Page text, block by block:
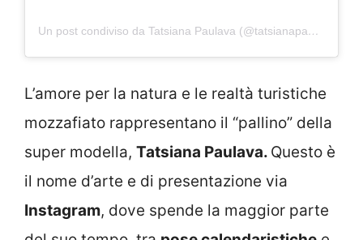
Un post condiviso da Tatsiana Paulava (@tatsianapaulava)
L’amore per la natura e le realtà turistiche
mozzafiato rappresentano il “pallino” della
super modella, Tatsiana Paulava. Questo è
il nome d’arte e di presentazione via
Instagram, dove spende la maggior parte